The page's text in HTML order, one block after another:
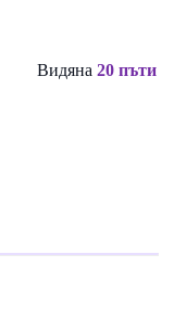
Видяна 20 пъти